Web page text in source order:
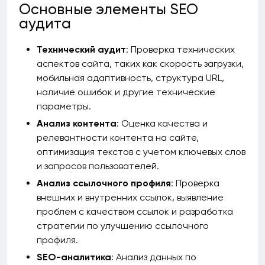
Основные элементы SEO
аудита
Технический аудит: Проверка технических
аспектов сайта, таких как скорость загрузки,
мобильная адаптивность, структура URL,
наличие ошибок и другие технические
параметры.
Анализ контента: Оценка качества и
релевантности контента на сайте,
оптимизация текстов с учетом ключевых слов
и запросов пользователей.
Анализ ссылочного профиля: Проверка
внешних и внутренних ссылок, выявление
проблем с качеством ссылок и разработка
стратегии по улучшению ссылочного
профиля.
SEO-аналитика: Анализ данных по